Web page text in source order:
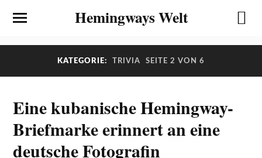
Hemingways Welt
KATEGORIE: TRIVIA SEITE 2 VON 6
Eine kubanische Hemingway-
Briefmarke erinnert an eine
deutsche Fotografin